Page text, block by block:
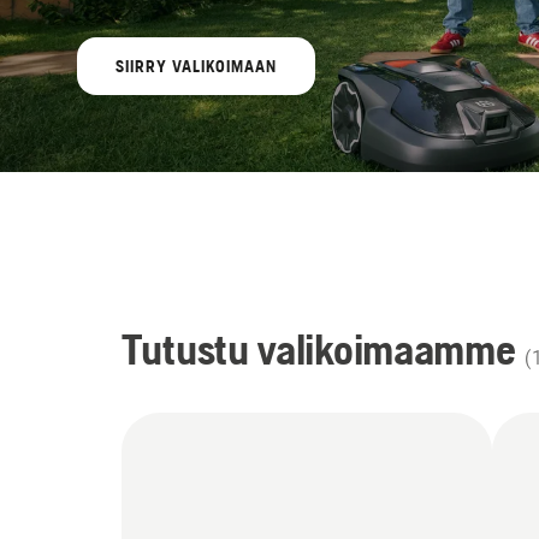
SIIRRY VALIKOIMAAN
Tutustu valikoimaamme (